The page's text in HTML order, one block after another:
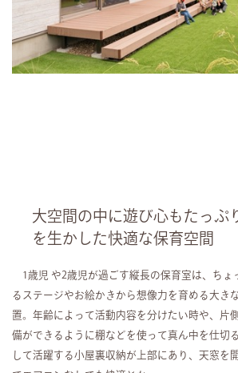
大空間の中に遊び心もたっぷ
を生かした快適な保育空間
1歳児や2歳児が過ごす縦長の保育室は、ちょ
るステージやお絵かきから想像力を育める大き
置。年齢によって活動内容を分けたい時や、片
備ができるように棚などを使って真ん中を仕切
して活躍する小屋裏収納が上部にあり、天窓を